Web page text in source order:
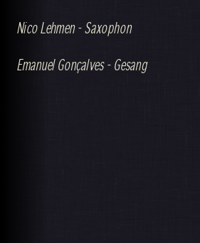
Nico Lehmen - Saxophon
Emanuel Gonçalves - Gesang